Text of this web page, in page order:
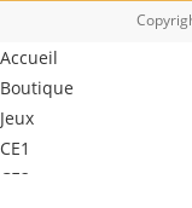
Accueil
Boutique
Jeux
CE1
CE2